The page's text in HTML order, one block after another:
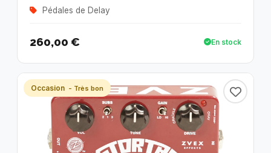
Pédales de Delay
260,00 € En stock
Occasion - Très bon